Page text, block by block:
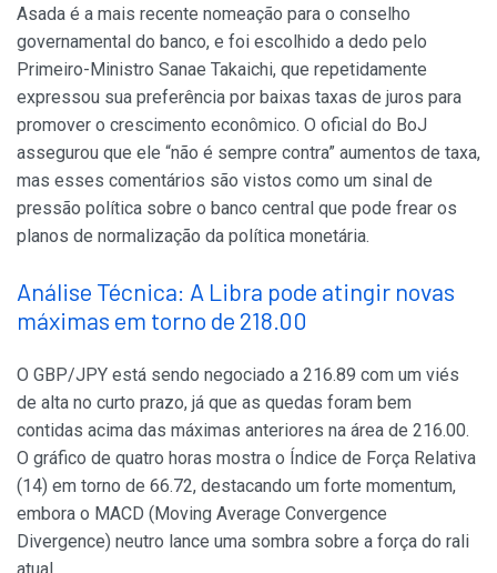
Asada é a mais recente nomeação para o conselho
governamental do banco, e foi escolhido a dedo pelo
Primeiro-Ministro Sanae Takaichi, que repetidamente
expressou sua preferência por baixas taxas de juros para
promover o crescimento econômico. O oficial do BoJ
assegurou que ele “não é sempre contra” aumentos de taxa,
mas esses comentários são vistos como um sinal de
pressão política sobre o banco central que pode frear os
planos de normalização da política monetária.
Análise Técnica: A Libra pode atingir novas
máximas em torno de 218.00
O GBP/JPY está sendo negociado a 216.89 com um viés
de alta no curto prazo, já que as quedas foram bem
contidas acima das máximas anteriores na área de 216.00.
O gráfico de quatro horas mostra o Índice de Força Relativa
(14) em torno de 66.72, destacando um forte momentum,
embora o MACD (Moving Average Convergence
Divergence) neutro lance uma sombra sobre a força do rali